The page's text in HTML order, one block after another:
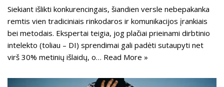
Siekiant išlikti konkurencingais, šiandien versle nebepakanka
remtis vien tradiciniais rinkodaros ir komunikacijos įrankiais
bei metodais. Ekspertai teigia, jog plačiai prieinami dirbtinio
intelekto (toliau – DI) sprendimai gali padėti sutaupyti net
virš 30% metinių išlaidų, o… Read More »